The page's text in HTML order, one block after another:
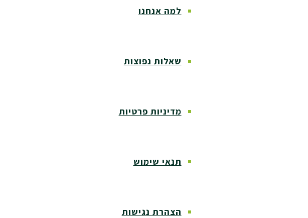
למה אנחנו
שאלות נפוצות
מדיניות פרטיות
תנאי שימוש
הצהרת נגישות